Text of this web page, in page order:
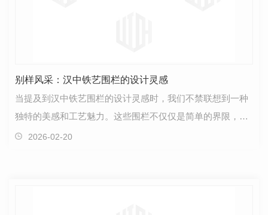
别样风采：汉中铁艺围栏的设计灵感
当提及到汉中铁艺围栏的设计灵感时，我们不禁联想到一种
独特的美感和工艺魅力。这些围栏不仅仅是简单的界限，更
是一种艺术的延伸，展现出别样的风采。设计师们从生…
2026-02-20